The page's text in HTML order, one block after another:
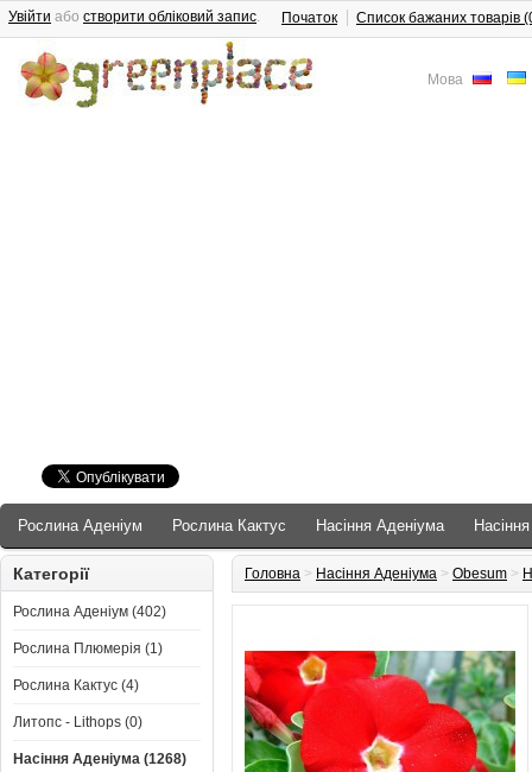
Мова
Увійти або створити обліковий запис. Початок Список бажаних товарів
Рослина Аденіум Рослина Кактус Насіння Аденіума
Категорії
Рослина Аденіум (402)
Рослина Плюмерія (1)
Рослина Кактус (4)
Литопс - Lithops (0)
Насіння Аденіума (1268)
Головна > Насіння Аденіума > Obesum >